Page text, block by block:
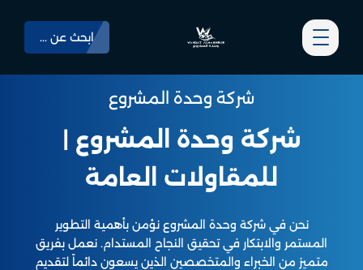
ابحث عن ...
شركة وحدة المشروع
شركة وحدة المشروع |
للمقاولات العامة
نحن في شركة وحدة المشروع نؤمن بأهمية التطوير
المستمر والابتكار في تحقيق النجاح المستدام. نعمل بفريق
متميز من الخبراء والمتخصصين الذين يسعون دائماً لتقديم